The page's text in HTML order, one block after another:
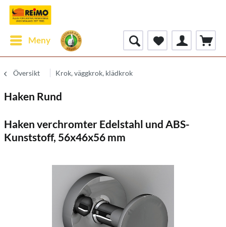
Meny
Översikt Krok, väggkrok, klädkrok
Haken Rund
Haken verchromter Edelstahl und ABS-
Kunststoff, 56x46x56 mm